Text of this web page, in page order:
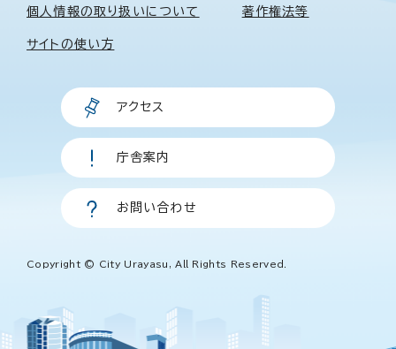
個人情報の取り扱いについて 著作権法等
サイトの使い方
アクセス
庁舎案内
お問い合わせ
Copyright © City Urayasu, All Rights Reserved.